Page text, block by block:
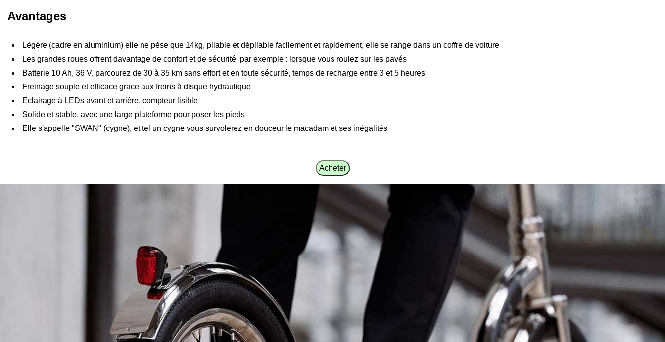
Avantages
Légère (cadre en aluminium) elle ne pèse que 14kg, pliable et dépliable facilement et rapidement, elle se range dans un coffre de voiture
Les grandes roues offrent davantage de confort et de sécurité, par exemple : lorsque vous roulez sur les pavés
Batterie 10 Ah, 36 V, parcourez de 30 à 35 km sans effort et en toute sécurité, temps de recharge entre 3 et 5 heures
Freinage souple et efficace grace aux freins à disque hydraulique
Eclairage à LEDs avant et arrière, compteur lisible
Solide et stable, avec une large plateforme pour poser les pieds
Elle s'appelle "SWAN" (cygne), et tel un cygne vous survolerez en douceur le macadam et ses inégalités
Acheter